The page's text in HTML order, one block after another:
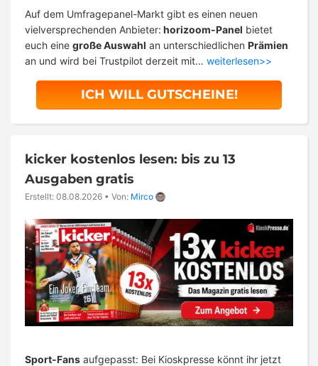
Auf dem Umfragepanel-Markt gibt es einen neuen
vielversprechenden Anbieter: horizoom-Panel bietet
euch eine große Auswahl an unterschiedlichen Prämien
an und wird bei Trustpilot derzeit mit… weiterlesen>>
ICH WILL GUTSCHEINE!
kicker kostenlos lesen: bis zu 13
Ausgaben gratis
Erstellt: 08.08.2026 • Von: Mirco
Sport-Fans aufgepasst: Bei Kioskpresse könnt ihr jetzt